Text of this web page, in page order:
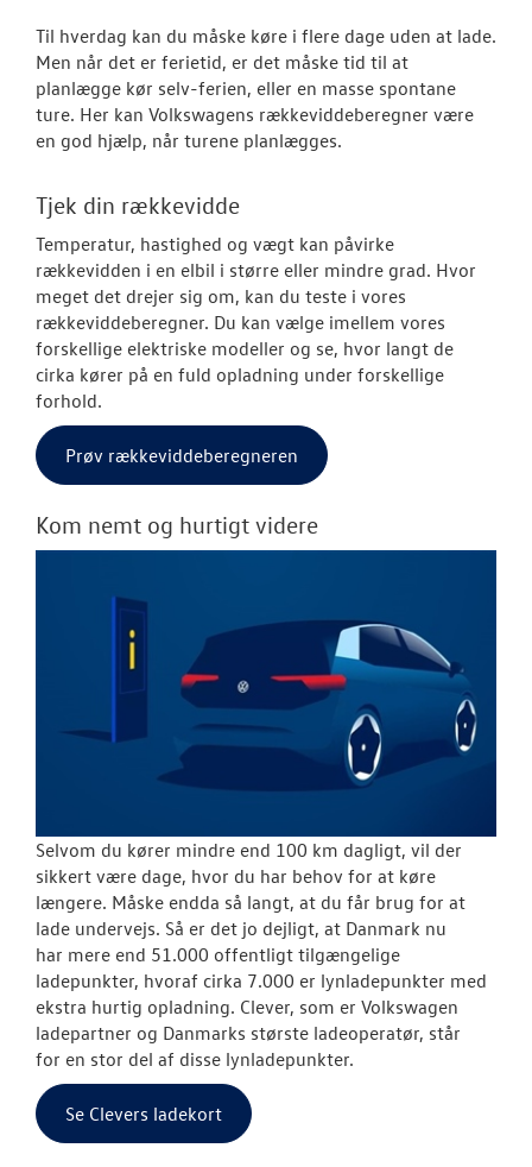
JOB OG
Til hverdag kan du måske køre i flere dage uden at lade.
Men når det er ferietid, er det måske tid til at
planlægge kør selv-ferien, eller en masse spontane
ture. Her kan Volkswagens rækkeviddeberegner være
en god hjælp, når turene planlægges.
Tjek din rækkevidde
Temperatur, hastighed og vægt kan påvirke
rækkevidden i en elbil i større eller mindre grad. Hvor
meget det drejer sig om, kan du teste i vores
rækkeviddeberegner. Du kan vælge imellem vores
forskellige elektriske modeller og se, hvor langt de
cirka kører på en fuld opladning under forskellige
forhold.
Prøv rækkeviddeberegneren
Kom nemt og hurtigt videre
Selvom du kører mindre end 100 km dagligt, vil der
sikkert være dage, hvor du har behov for at køre
længere. Måske endda så langt, at du får brug for at
lade undervejs. Så er det jo dejligt, at Danmark nu
har mere end 51.000 offentligt tilgængelige
ladepunkter, hvoraf cirka 7.000 er lynladepunkter med
ekstra hurtig opladning. Clever, som er Volkswagen
ladepartner og Danmarks største ladeoperatør, står
for en stor del af disse lynladepunkter.
Se Clevers ladekort